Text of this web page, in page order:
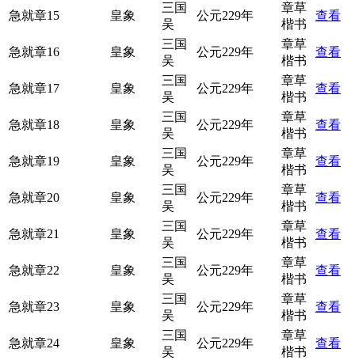
急就章15 皇象
三国
吴
公元229年
章草
楷书
查看
急就章16 皇象
三国
吴
公元229年
章草
楷书
查看
急就章17 皇象
三国
吴
公元229年
章草
楷书
查看
急就章18 皇象
三国
吴
公元229年
章草
楷书
查看
急就章19 皇象
三国
吴
公元229年
章草
楷书
查看
急就章20 皇象
三国
吴
公元229年
章草
楷书
查看
急就章21 皇象
三国
吴
公元229年
章草
楷书
查看
急就章22 皇象
三国
吴
公元229年
章草
楷书
查看
急就章23 皇象
三国
吴
公元229年
章草
楷书
查看
急就章24 皇象
三国
吴
公元229年
章草
楷书
查看